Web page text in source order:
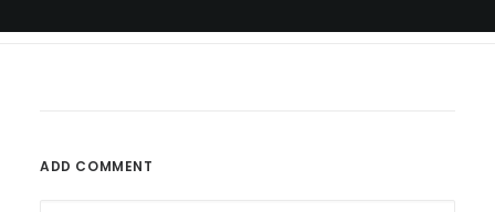
ADD COMMENT